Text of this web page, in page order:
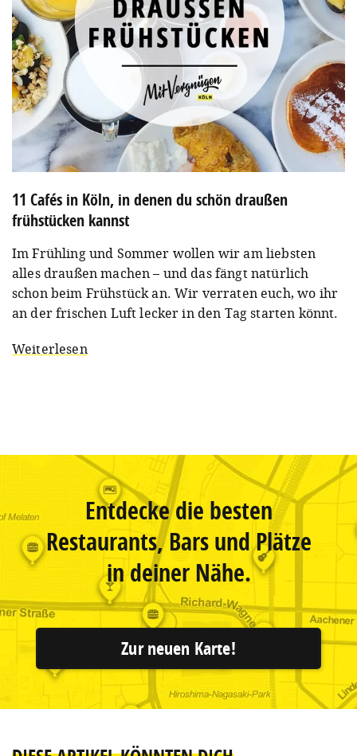
11 Cafés in Köln, in denen du schön draußen
frühstücken kannst
Im Frühling und Sommer wollen wir am liebsten
alles draußen machen – und das fängt natürlich
schon beim Frühstück an. Wir verraten euch, wo ihr
an der frischen Luft lecker in den Tag starten könnt.
Weiterlesen
Entdecke die besten
Restaurants, Bars und Plätze
in deiner Nähe.
Zur neuen Karte!